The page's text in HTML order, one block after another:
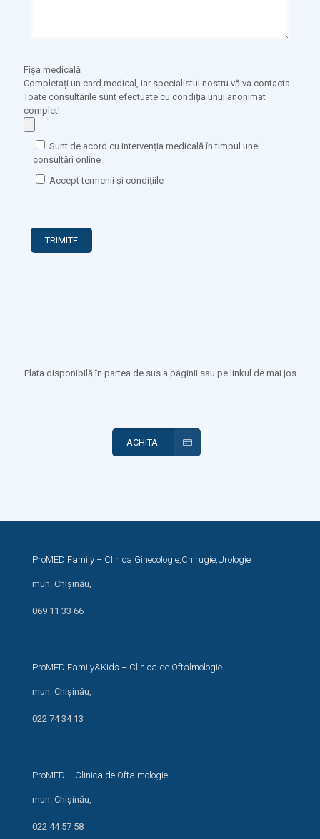
Fișa medicală
Completați un card medical, iar specialistul nostru vă va contacta.
Toate consultările sunt efectuate cu condiția unui anonimat
complet!
Sunt de acord cu intervenția medicală în timpul unei
consultări online
Accept termenii și condițiile
Plata disponibilă în partea de sus a paginii sau pe linkul de mai jos
ACHITA
ProMED Family – Clinica Ginecologie,Chirugie,Urologie
mun. Chișinău,
069 11 33 66
ProMED Family&Kids – Clinica de Oftalmologie
mun. Chișinău,
022 74 34 13
ProMED – Clinica de Oftalmologie
mun. Chișinău,
022 44 57 58